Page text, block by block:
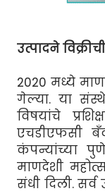
उत्पादने
2020 मध्ये
गेल्या. या
विषयांचे
एचडीएफसी
कंपन्यांच्या
माणदेशी
संधी दिली. सर्व